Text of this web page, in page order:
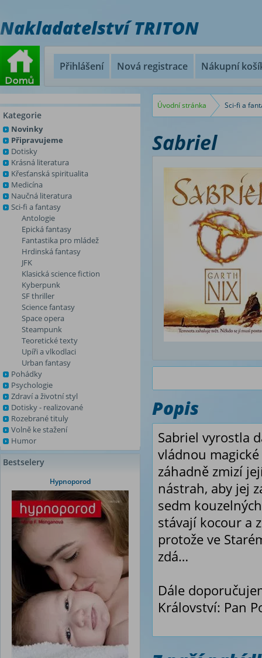
Nakladatelství TRITON
Přihlášení Nová registrace Nákupní
Kategorie
Novinky
Připravujeme
Dotisky
Krásná literatura
Křesťanská spiritualita
Medicína
Naučná literatura
Sci-fi a fantasy
Antologie
Epická fantasy
Fantastika pro mládež
Hrdinská fantasy
JFK
Klasická science fiction
Kyberpunk
SF thriller
Science fantasy
Space opera
Steampunk
Teoretické texty
Upíři a vlkodlaci
Urban fantasy
Pohádky
Psychologie
Zdraví a životní styl
Dotisky - realizované
Rozebrané tituly
Volně ke stažení
Humor
Bestselery
Hypnoporod
Úvodní stránka Sci-fi a
Sabriel
Popis
Sabriel vyrostla
vládnou
záhadně zmizí
nástrah, aby jej
sedm
stávají kocour a
protože ve
zdá…
Dále
Království: Pan